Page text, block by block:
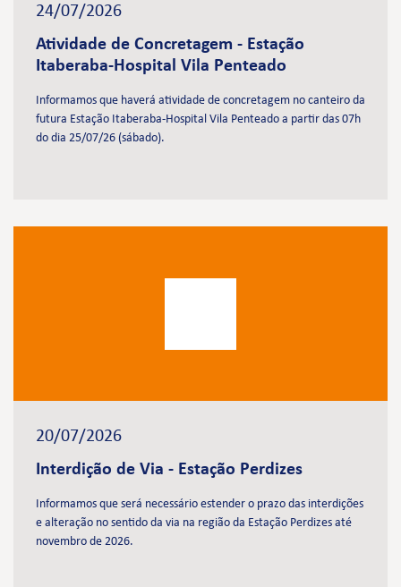
24/07/2026
Atividade de Concretagem - Estação
Itaberaba-Hospital Vila Penteado
Informamos que haverá atividade de concretagem no canteiro da
futura Estação Itaberaba-Hospital Vila Penteado a partir das 07h
do dia 25/07/26 (sábado).
20/07/2026
Interdição de Via - Estação Perdizes
Informamos que será necessário estender o prazo das interdições
e alteração no sentido da via na região da Estação Perdizes até
novembro de 2026.